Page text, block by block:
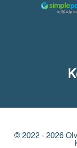
© 2022 - 2026